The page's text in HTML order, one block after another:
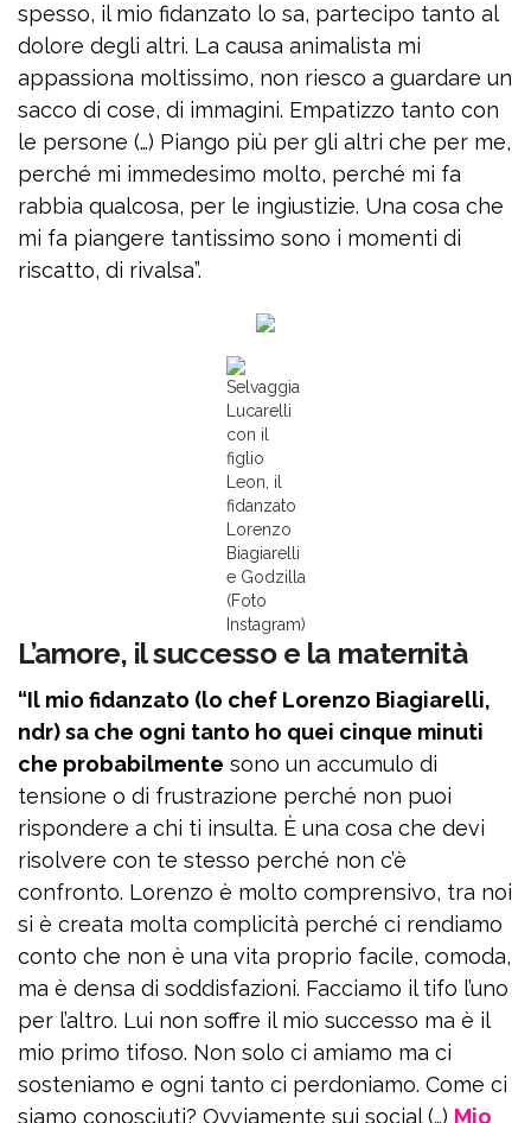
spesso, il mio fidanzato lo sa, partecipo tanto al
dolore degli altri. La causa animalista mi
appassiona moltissimo, non riesco a guardare un
sacco di cose, di immagini. Empatizzo tanto con
le persone (…) Piango più per gli altri che per me,
perché mi immedesimo molto, perché mi fa
rabbia qualcosa, per le ingiustizie. Una cosa che
mi fa piangere tantissimo sono i momenti di
riscatto, di rivalsa”.
Selvaggia
Lucarelli
con il
figlio
Leon, il
fidanzato
Lorenzo
Biagiarelli
e Godzilla
(Foto
Instagram)
L’amore, il successo e la maternità
“Il mio fidanzato (lo chef Lorenzo Biagiarelli,
ndr) sa che ogni tanto ho quei cinque minuti
che probabilmente sono un accumulo di
tensione o di frustrazione perché non puoi
rispondere a chi ti insulta. È una cosa che devi
risolvere con te stesso perché non c’è
confronto. Lorenzo è molto comprensivo, tra noi
si è creata molta complicità perché ci rendiamo
conto che non è una vita proprio facile, comoda,
ma è densa di soddisfazioni. Facciamo il tifo l’uno
per l’altro. Lui non soffre il mio successo ma è il
mio primo tifoso. Non solo ci amiamo ma ci
sosteniamo e ogni tanto ci perdoniamo. Come ci
siamo conosciuti? Ovviamente sui social (…) Mio